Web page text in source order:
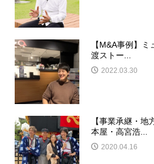
【M&A事例】
渡ストー...
2022.03.30
【事業承継・
本屋・高宮浩...
2020.04.16